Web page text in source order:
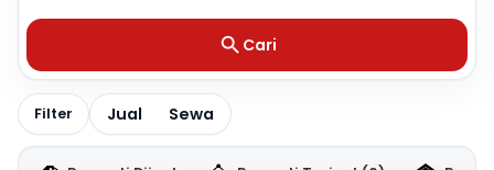
Cari
Filter Jual Sewa